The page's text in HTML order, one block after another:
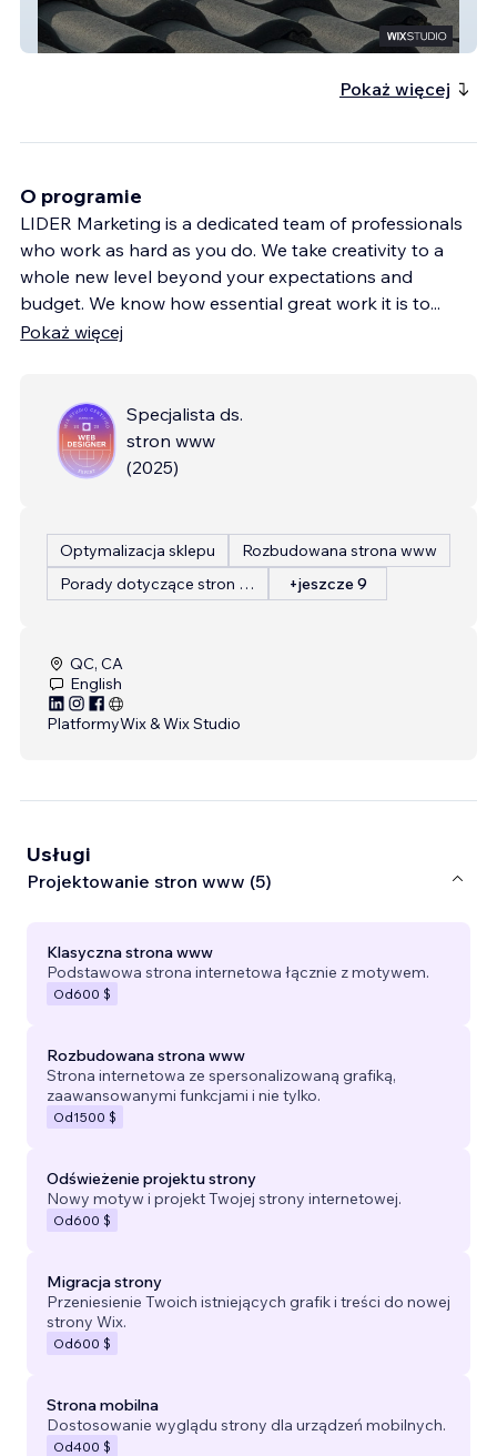
Elks Roofing LLC
Pokaż więcej
O programie
LIDER Marketing is a dedicated team of professionals
who work as hard as you do. We take creativity to a
whole new level beyond your expectations and
budget. We know how essential great work it is to...
Pokaż więcej
Specjalista ds.
stron www
(2025)
Optymalizacja sklepu
Rozbudowana strona www
Porady dotyczące stron internetowych
+jeszcze 9
QC, CA
English
PlatformyWix & Wix Studio
Usługi
Projektowanie stron www (5)
Klasyczna strona www
Podstawowa strona internetowa łącznie z motywem.
Od600 $
Rozbudowana strona www
Strona internetowa ze spersonalizowaną grafiką,
zaawansowanymi funkcjami i nie tylko.
Od1500 $
Odświeżenie projektu strony
Nowy motyw i projekt Twojej strony internetowej.
Od600 $
Migracja strony
Przeniesienie Twoich istniejących grafik i treści do nowej
strony Wix.
Od600 $
Strona mobilna
Dostosowanie wyglądu strony dla urządzeń mobilnych.
Od400 $